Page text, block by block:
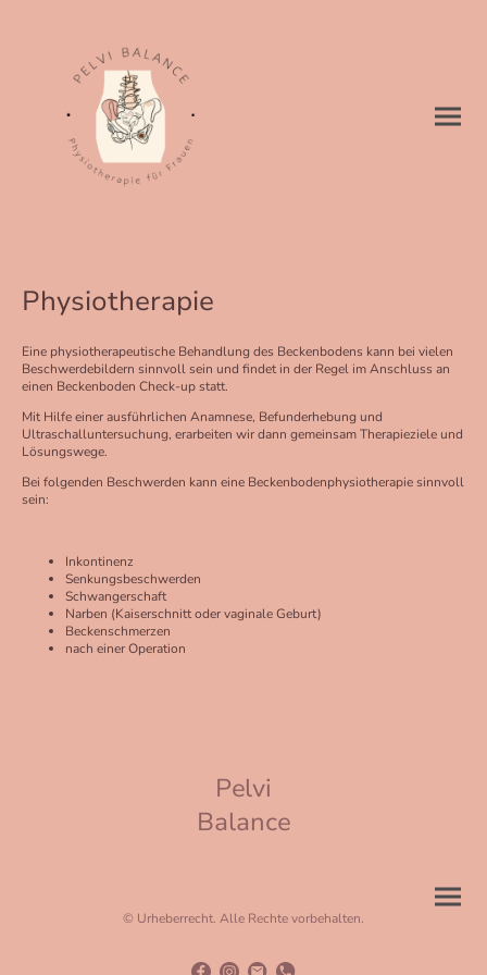
Physiotherapie
Eine physiotherapeutische Behandlung des Beckenbodens kann bei vielen
Beschwerdebildern sinnvoll sein und findet in der Regel im Anschluss an
einen Beckenboden Check-up statt.
Mit Hilfe einer ausführlichen Anamnese, Befunderhebung und
Ultraschalluntersuchung, erarbeiten wir dann gemeinsam Therapieziele und
Lösungswege.
Bei folgenden Beschwerden kann eine Beckenbodenphysiotherapie sinnvoll
sein:
Inkontinenz
Senkungsbeschwerden
Schwangerschaft
Narben (Kaiserschnitt oder vaginale Geburt)
Beckenschmerzen
nach einer Operation
Pelvi
Balance
© Urheberrecht. Alle Rechte vorbehalten.